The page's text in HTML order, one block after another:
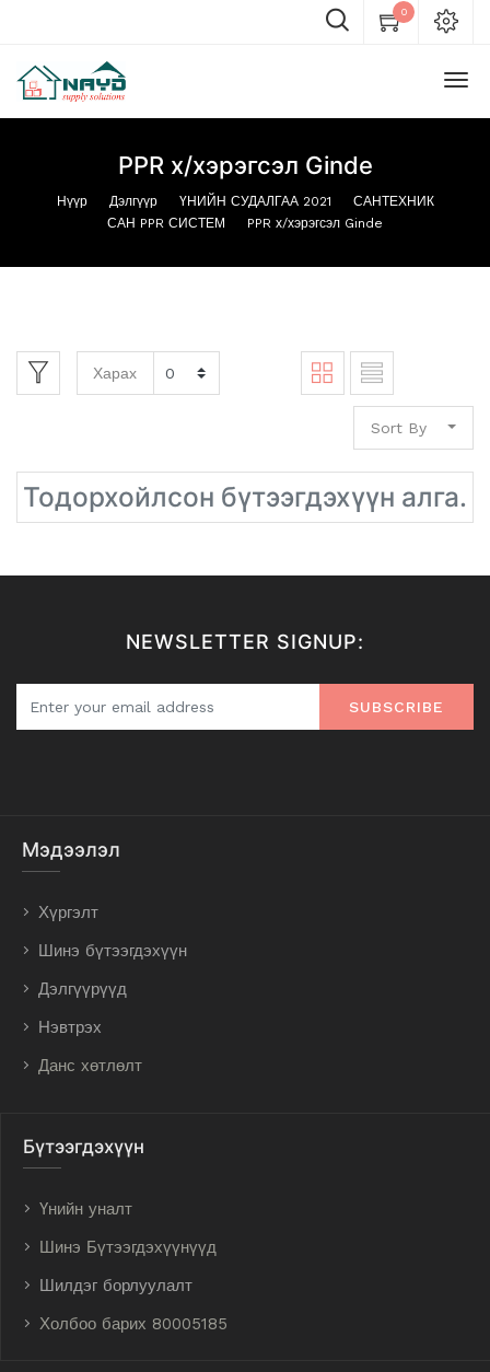
0
PPR х/хэрэгсэл Ginde
Нүүр Дэлгүүр ҮНИЙН СУДАЛГАА 2021
САНТЕХНИК
САН PPR СИСТЕМ
PPR х/хэрэгсэл Ginde
Харах
Sort By
Тодорхойлсон бүтээгдэхүүн алга.
NEWSLETTER SIGNUP:
SUBSCRIBE
Мэдээлэл
Хүргэлт
Шинэ бүтээгдэхүүн
Дэлгүүрүүд
Нэвтрэх
Данс хөтлөлт
Бүтээгдэхүүн
Үнийн уналт
Шинэ Бүтээгдэхүүнүүд
Шилдэг борлуулалт
Холбоо барих 80005185